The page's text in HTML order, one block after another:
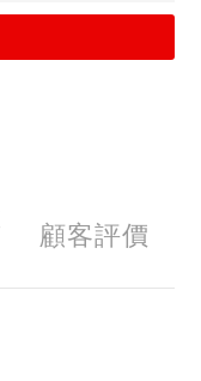
顧客評價